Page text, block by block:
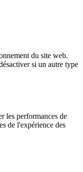
du site web.
si un autre type
les performances de
de l'expérience des